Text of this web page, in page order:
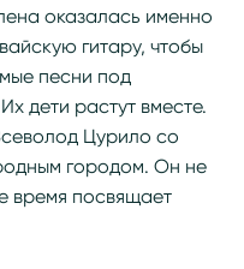
оказалась именно
гитару, чтобы
песни под
дети растут вместе.
Цурило со
городом. Он не
время посвящает